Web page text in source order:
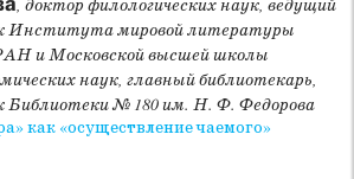
представлен статьей Э. Фарруджи,
католическими теологами
которое было предложено и
богословом А. С. Хомяковым, а в
Догматическую конституцию о Церкви
«Свет народам».
, доктор филологических наук, ведущий
Института мировой литературы
и Московской высшей школы
наук, главный библиотекарь,
Библиотеки № 180 им. Н. Ф. Федорова
как «осуществление чаемого»